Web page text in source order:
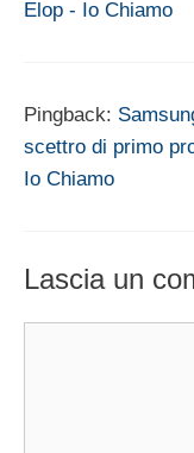
Elop - Io Chiamo
Pingback:
scettro di primo
Io Chiamo
Lascia un